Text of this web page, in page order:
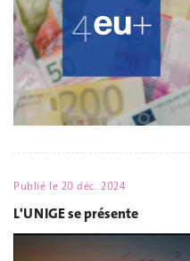
Publié le 20 déc. 2024
L'UNIGE se présente